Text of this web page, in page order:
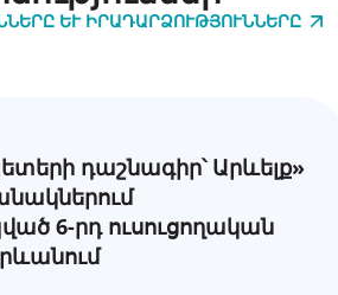
ԵՒ ԻՐԱԴԱՐՁՈՒԹՅՈՒՆՆԵՐԸ
դաշնագիր՝ Արևելք»
6-րդ ուսուցողական